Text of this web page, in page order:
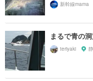
新幹線mama
まるで青の
teriyaki